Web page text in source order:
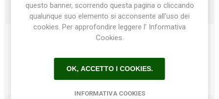
Recapiti
questo banner, scorrendo questa pagina o cliccando
qualunque suo elemento si acconsente all’uso dei
cookies. Per approfondire leggere l’ Informativa
Cookies.
OK, ACCETTO I COOKIES.
INFORMATIVA COOKIES